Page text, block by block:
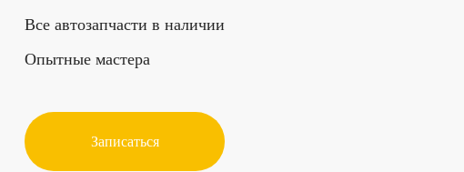
Все автозапчасти в наличии
Опытные мастера
Записаться